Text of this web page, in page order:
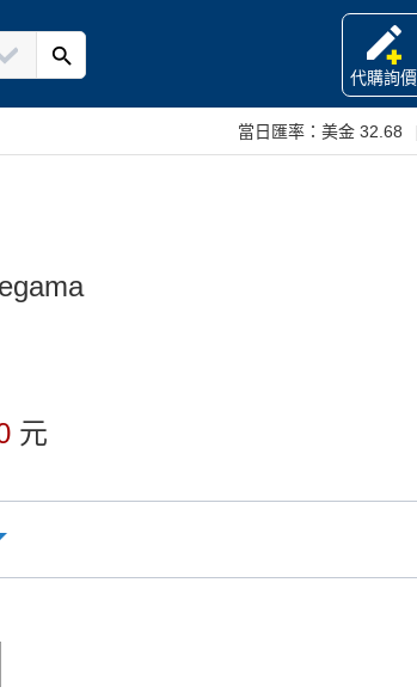
代購詢價
當日匯率： 美金 32.68
元